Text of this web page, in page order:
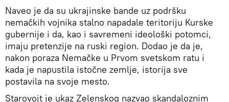
Naveo je da su ukrajinske bande uz podršku
nemačkih vojnika stalno napadale teritoriju Kurske
gubernije i da, kao i savremeni ideološki potomci,
imaju pretenzije na ruski region. Dodao je da je,
nakon poraza Nemačke u Prvom svetskom ratu i
kada je napustila istočne zemlje, istorija sve
postavila na svoje mesto.
Starovojt je ukaz Zelenskog nazvao skandaloznim